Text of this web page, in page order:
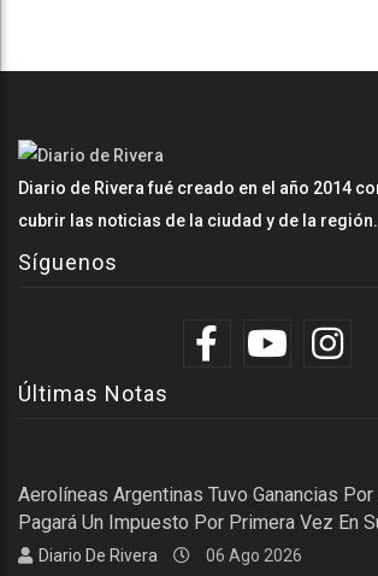
Diario de Rivera fué creado en el año 2014
cubrir las noticias de la ciudad y de la región.
Síguenos
Últimas Notas
Aerolíneas Argentinas Tuvo Ganancias
Pagará Un Impuesto Por Primera Vez En
Diario De Rivera 06 Ago 2026